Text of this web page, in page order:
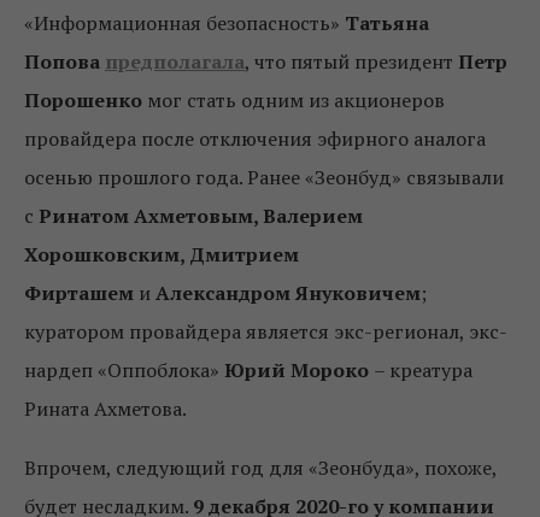
«Информационная безопасность» Татьяна
Попова предполагала, что пятый президент Петр
Порошенко мог стать одним из акционеров
провайдера после отключения эфирного аналога
осенью прошлого года. Ранее «Зеонбуд» связывали
с Ринатом Ахметовым, Валерием
Хорошковским, Дмитрием
Фирташем иАлександром Януковичем;
куратором провайдера является экс-регионал, экс-
нардеп «Оппоблока» Юрий Мороко – креатура
Рината Ахметова.
Впрочем, следующий год для «Зеонбуда», похоже,
будет несладким. 9 декабря 2020-го у компании